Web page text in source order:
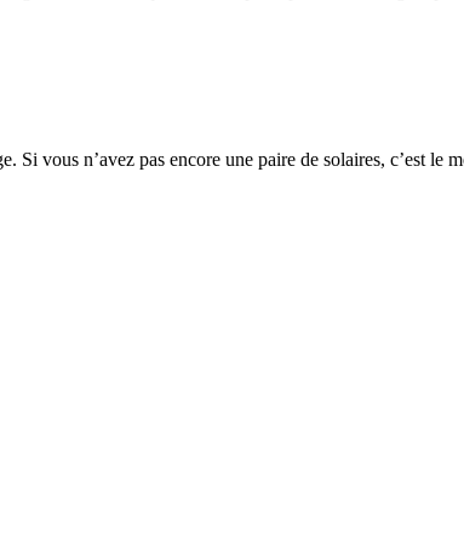
vous n’avez pas encore une paire de solaires, c’est le